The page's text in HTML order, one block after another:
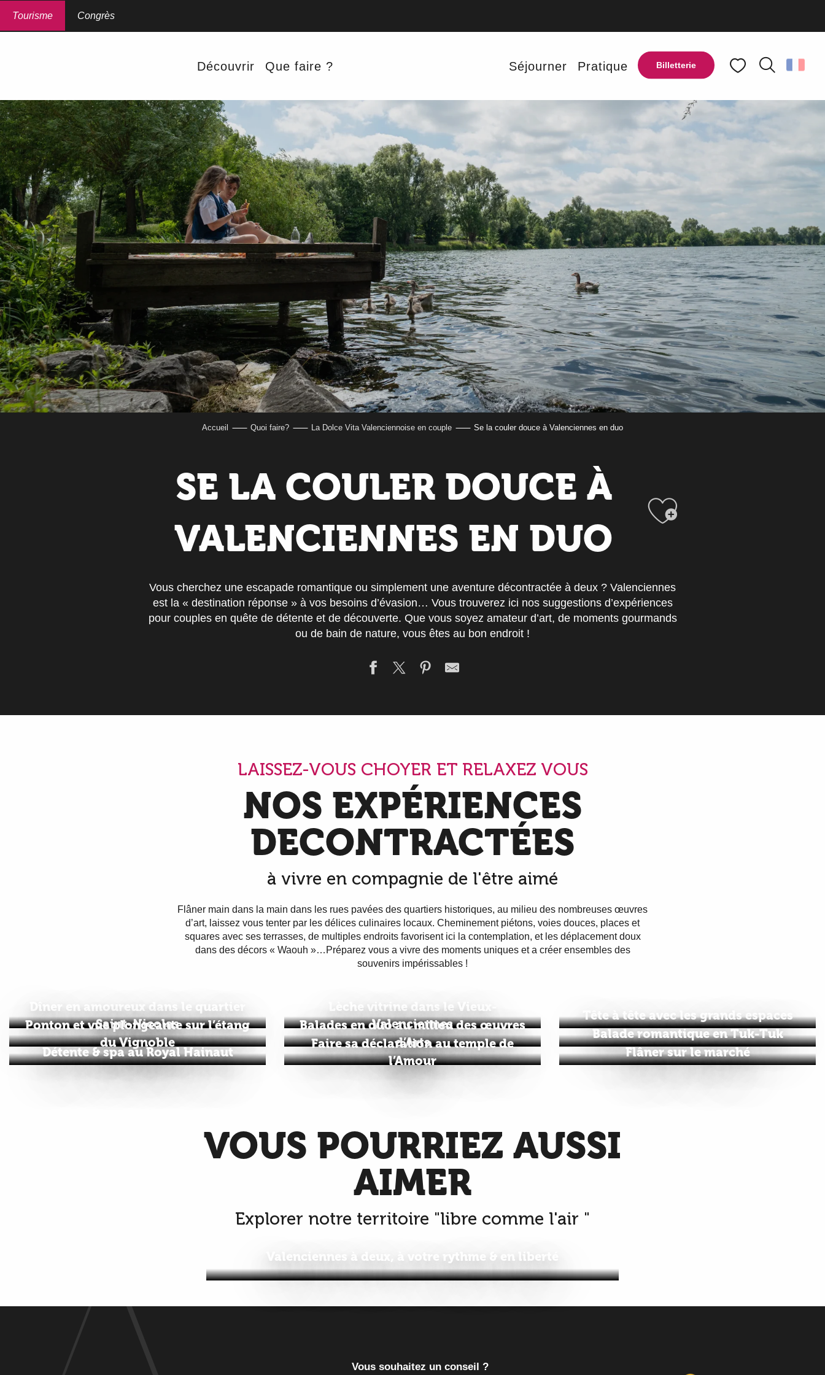
Billetterie
Tourisme Congrès
Découvrir Que faire ? Séjourner Pratique
Accueil Quoi faire? La Dolce Vita Valenciennoise en couple Se la couler douce à Valenciennes en duo
SE LA COULER DOUCE À
VALENCIENNES EN DUO
Ajouter
Vous cherchez une escapade romantique ou simplement une aventure décontractée à deux ? Valenciennes
est la « destination réponse » à vos besoins d’évasion… Vous trouverez ici nos suggestions d’expériences
pour couples en quête de détente et de découverte. Que vous soyez amateur d’art, de moments gourmands
ou de bain de nature, vous êtes au bon endroit !
LAISSEZ-VOUS CHOYER ET RELAXEZ VOUS
NOS EXPÉRIENCES
DECONTRACTÉES
à vivre en compagnie de l'être aimé
Flâner main dans la main dans les rues pavées des quartiers historiques, au milieu des nombreuses œuvres
d’art, laissez vous tenter par les délices culinaires locaux. Cheminement piétons, voies douces, places et
squares avec ses terrasses, de multiples endroits favorisent ici la contemplation, et les déplacement doux
dans des décors « Waouh »…Préparez vous a vivre des moments uniques et a créer ensembles des
souvenirs impérissables !
Dîner en amoureux dans le quartier
Saint-Nicolas
Lèche vitrine dans le Vieux-
Valenciennes
Tête à tête avec les grands espaces
Ponton et vue plongeante sur l’étang
du Vignoble
Balades en duo au milieu des œuvres
d’Arts
Balade romantique en Tuk-Tuk
Détente & spa au Royal Hainaut
Faire sa déclaration au temple de
l’Amour
Flâner sur le marché
VOUS POURRIEZ AUSSI
AIMER
Explorer notre territoire "libre comme l'air "
Valenciennes à deux, à votre rythme & en liberté
Vous souhaitez un conseil ?